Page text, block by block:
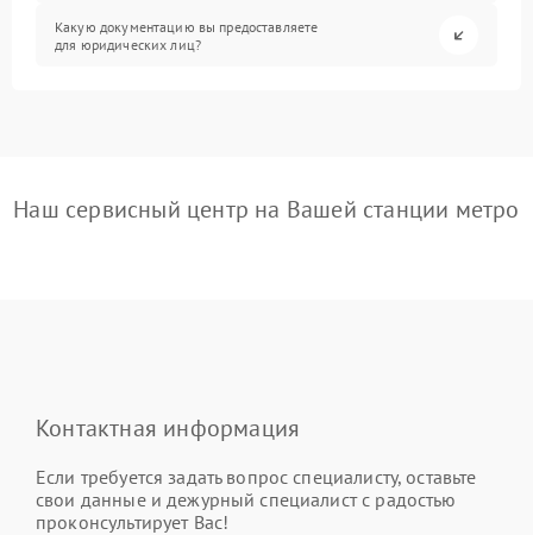
Какую документацию вы предоставляете
для юридических лиц?
Наш сервисный центр на Вашей станции метро
Контактная информация
Если требуется задать вопрос специалисту, оставьте
свои данные и дежурный специалист с радостью
проконсультирует Вас!